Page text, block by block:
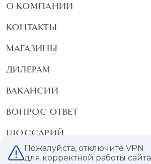
О КОМПАНИИ
КОНТАКТЫ
МАГАЗИНЫ
ДИЛЕРАМ
ВАКАНСИИ
ВОПРОС ОТВЕТ
ГЛОССАРИЙ
Пожалуйста, отключите VPN
для корректной работы сайта